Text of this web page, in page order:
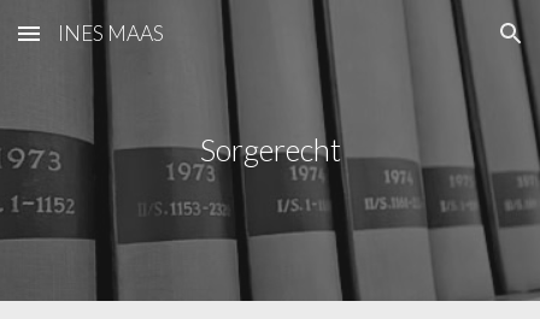
Skip to main content Skip to navigation
INES MAAS
Sorgerecht